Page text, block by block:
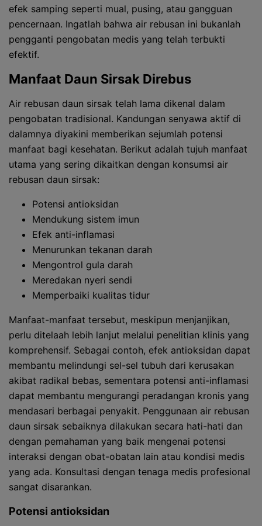
efek samping seperti mual, pusing, atau gangguan
pencernaan. Ingatlah bahwa air rebusan ini bukanlah
pengganti pengobatan medis yang telah terbukti
efektif.
Manfaat Daun Sirsak Direbus
Air rebusan daun sirsak telah lama dikenal dalam
pengobatan tradisional. Kandungan senyawa aktif di
dalamnya diyakini memberikan sejumlah potensi
manfaat bagi kesehatan. Berikut adalah tujuh manfaat
utama yang sering dikaitkan dengan konsumsi air
rebusan daun sirsak:
Potensi antioksidan
Mendukung sistem imun
Efek anti-inflamasi
Menurunkan tekanan darah
Mengontrol gula darah
Meredakan nyeri sendi
Memperbaiki kualitas tidur
Manfaat-manfaat tersebut, meskipun menjanjikan,
perlu ditelaah lebih lanjut melalui penelitian klinis yang
komprehensif. Sebagai contoh, efek antioksidan dapat
membantu melindungi sel-sel tubuh dari kerusakan
akibat radikal bebas, sementara potensi anti-inflamasi
dapat membantu mengurangi peradangan kronis yang
mendasari berbagai penyakit. Penggunaan air rebusan
daun sirsak sebaiknya dilakukan secara hati-hati dan
dengan pemahaman yang baik mengenai potensi
interaksi dengan obat-obatan lain atau kondisi medis
yang ada. Konsultasi dengan tenaga medis profesional
sangat disarankan.
Potensi antioksidan